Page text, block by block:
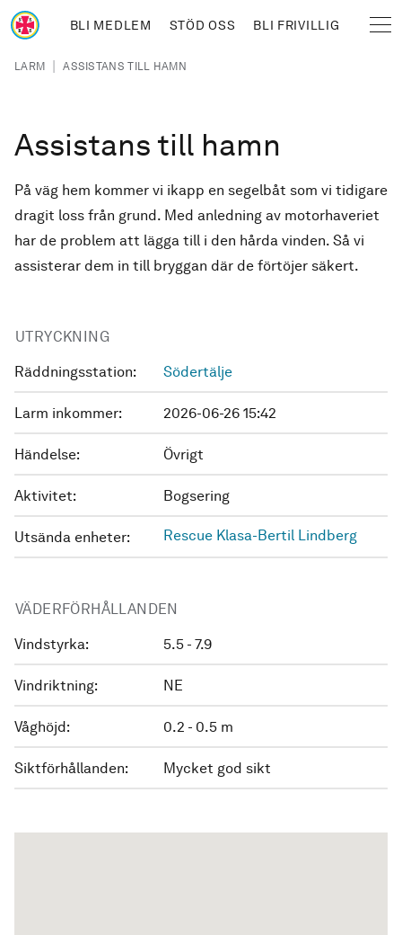
Hoppa till huvudinnehåll
BLI MEDLEM STÖD OSS BLI FRIVILLIG
Länkstig
LARM | ASSISTANS TILL HAMN
Assistans till hamn
På väg hem kommer vi ikapp en segelbåt som vi tidigare
dragit loss från grund. Med anledning av motorhaveriet
har de problem att lägga till i den hårda vinden. Så vi
assisterar dem in till bryggan där de förtöjer säkert.
UTRYCKNING
Räddningsstation: Södertälje
Larm inkommer: 2026-06-26 15:42
Händelse: Övrigt
Aktivitet: Bogsering
Utsända enheter: Rescue Klasa-Bertil Lindberg
VÄDERFÖRHÅLLANDEN
Vindstyrka: 5.5 - 7.9
Vindriktning: NE
Våghöjd: 0.2 - 0.5 m
Siktförhållanden: Mycket god sikt